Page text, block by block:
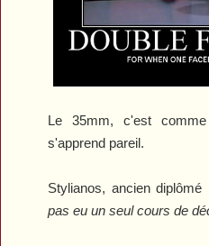
Le 35mm, c'est
s'apprend pareil.
Stylianos, ancien diplômé
pas eu un seul cours de